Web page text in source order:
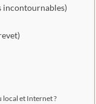
incontournables)
local et Internet ?